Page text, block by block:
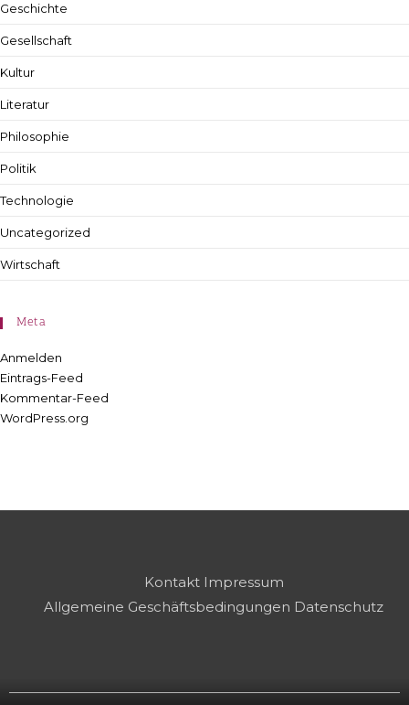
Geschichte
Gesellschaft
Kultur
Literatur
Philosophie
Politik
Technologie
Uncategorized
Wirtschaft
Meta
Anmelden
Eintrags-Feed
Kommentar-Feed
WordPress.org
Kontakt Impressum
Allgemeine Geschäftsbedingungen Datenschutz